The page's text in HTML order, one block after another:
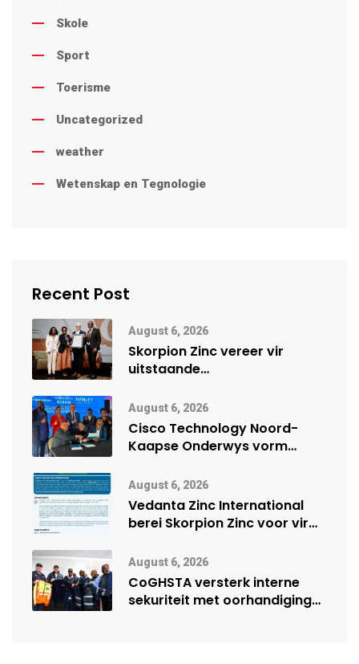
Skole
Sport
Toerisme
Uncategorized
weather
Wetenskap en Tegnologie
Recent Post
August 6, 2026
Skorpion Zinc vereer vir
uitstaande
Namibië Mynbou Ekspo
August 6, 2026
Cisco Technology Noord-
Kaapse Onderwys vorm
vennootskap
August 6, 2026
Vedanta Zinc International
berei Skorpion Zinc voor vir
August 6, 2026
CoGHSTA versterk interne
sekuriteit met oorhandiging